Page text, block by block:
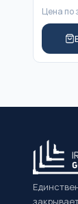
Цена по